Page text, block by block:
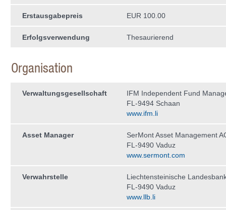
Erstausgabepreis EUR 100.00
Erfolgsverwendung Thesaurierend
Organisation
Verwaltungs­gesellschaft
IFM Independent Fund
FL-9494 Schaan
www.ifm.li
Asset Manager
SerMont Asset Management
FL-9490 Vaduz
www.sermont.com
Verwahrstelle
Liechtensteinische
FL-9490 Vaduz
www.llb.li